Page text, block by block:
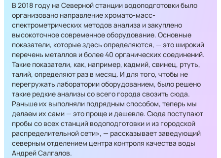
В 2018 году на Северной станции водоподготовки было
организовано направление хромато-масс-
спектрометрических методов анализа и закуплено
высокоточное современное оборудование. Основные
показатели, которые здесь определяются, — это широкий
перечень металлов и более 40 органических соединений.
Такие показатели, как, например, кадмий, свинец, ртуть,
талий, определяют раз в месяц. И для того, чтобы не
перегружать лаборатории оборудованием, было решено
такие редкие анализы со всего города свозить сюда.
Раньше их выполняли подрядным способом, теперь мы
делаем их сами — это проще и дешевле. Сюда поступают
пробы со всех станций водоподготовки и из городской
распределительной сети», — рассказывает заведующий
северным отделением центра контроля качества воды
Андрей Салгалов.